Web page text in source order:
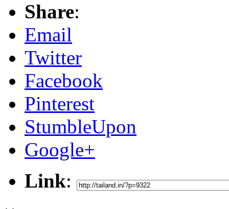
Share:
Email
Twitter
Facebook
Pinterest
StumbleUpon
Google+
Link: